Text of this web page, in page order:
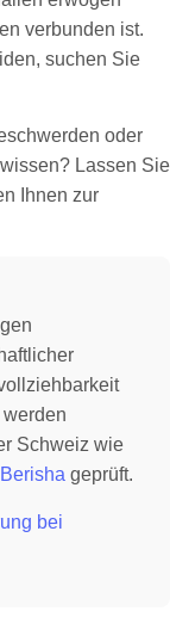
verbunden ist.
suchen Sie
oder
Lassen Sie
Ihnen zur
Schweiz wie
geprüft.
bei